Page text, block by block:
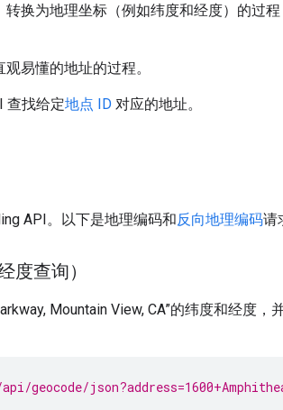
转换为地理坐标（例如纬度和经度）的过
易懂的地址的过程。
查找给定地点 ID 对应的地址。
API。以下是地理编码和反向地理编码请
度查询）
Mountain View, CA”的纬度和经度，
geocode/